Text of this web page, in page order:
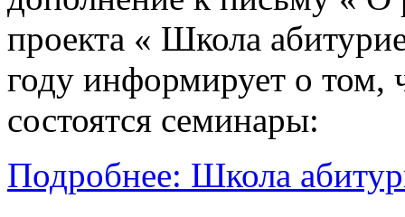
Подробнее: Школа
Приказ о зачислении
(скачать